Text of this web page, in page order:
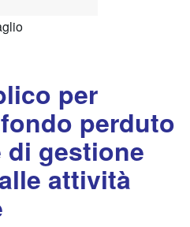
per
perduto
di gestione
attività